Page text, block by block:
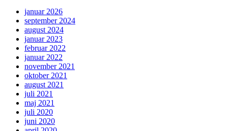
januar 2026
september 2024
august 2024
januar 2023
februar 2022
januar 2022
november 2021
oktober 2021
august 2021
juli 2021
maj 2021
juli 2020
juni 2020